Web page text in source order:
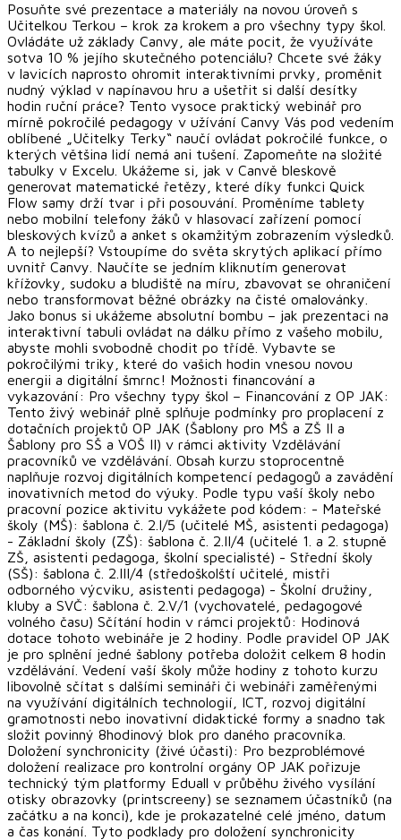
Posuňte své prezentace a materiály na novou úroveň s
Učitelkou Terkou – krok za krokem a pro všechny typy škol.
Ovládáte už základy Canvy, ale máte pocit, že využíváte
sotva 10 % jejího skutečného potenciálu? Chcete své žáky
v lavicích naprosto ohromit interaktivními prvky, proměnit
nudný výklad v napínavou hru a ušetřit si další desítky
hodin ruční práce? Tento vysoce praktický webinář pro
mírně pokročilé pedagogy v užívání Canvy Vás pod vedením
oblíbené „Učitelky Terky“ naučí ovládat pokročilé funkce, o
kterých většina lidí nemá ani tušení. Zapomeňte na složité
tabulky v Excelu. Ukážeme si, jak v Canvě bleskově
generovat matematické řetězy, které díky funkci Quick
Flow samy drží tvar i při posouvání. Proměníme tablety
nebo mobilní telefony žáků v hlasovací zařízení pomocí
bleskových kvízů a anket s okamžitým zobrazením výsledků.
A to nejlepší? Vstoupíme do světa skrytých aplikací přímo
uvnitř Canvy. Naučíte se jedním kliknutím generovat
křížovky, sudoku a bludiště na míru, zbavovat se ohraničení
nebo transformovat běžné obrázky na čisté omalovánky.
Jako bonus si ukážeme absolutní bombu – jak prezentaci na
interaktivní tabuli ovládat na dálku přímo z vašeho mobilu,
abyste mohli svobodně chodit po třídě. Vybavte se
pokročilými triky, které do vašich hodin vnesou novou
energii a digitální šmrnc! Možnosti financování a
vykazování: Pro všechny typy škol – Financování z OP JAK:
Tento živý webinář plně splňuje podmínky pro proplacení z
dotačních projektů OP JAK (Šablony pro MŠ a ZŠ II a
Šablony pro SŠ a VOŠ II) v rámci aktivity Vzdělávání
pracovníků ve vzdělávání. Obsah kurzu stoprocentně
naplňuje rozvoj digitálních kompetencí pedagogů a zavádění
inovativních metod do výuky. Podle typu vaší školy nebo
pracovní pozice aktivitu vykážete pod kódem: - Mateřské
školy (MŠ): šablona č. 2.I/5 (učitelé MŠ, asistenti pedagoga)
- Základní školy (ZŠ): šablona č. 2.II/4 (učitelé 1. a 2. stupně
ZŠ, asistenti pedagoga, školní specialisté) - Střední školy
(SŠ): šablona č. 2.III/4 (středoškolští učitelé, mistři
odborného výcviku, asistenti pedagoga) - Školní družiny,
kluby a SVČ: šablona č. 2.V/1 (vychovatelé, pedagogové
volného času) Sčítání hodin v rámci projektů: Hodinová
dotace tohoto webináře je 2 hodiny. Podle pravidel OP JAK
je pro splnění jedné šablony potřeba doložit celkem 8 hodin
vzdělávání. Vedení vaší školy může hodiny z tohoto kurzu
libovolně sčítat s dalšími semináři či webináři zaměřenými
na využívání digitálních technologií, ICT, rozvoj digitální
gramotnosti nebo inovativní didaktické formy a snadno tak
složit povinný 8hodinový blok pro daného pracovníka.
Doložení synchronicity (živé účasti): Pro bezproblémové
doložení realizace pro kontrolní orgány OP JAK pořizuje
technický tým platformy Eduall v průběhu živého vysílání
otisky obrazovky (printscreeny) se seznamem účastníků (na
začátku a na konci), kde je prokazatelné celé jméno, datum
a čas konání. Tyto podklady pro doložení synchronicity